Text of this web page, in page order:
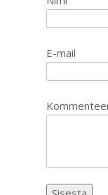
E-mail